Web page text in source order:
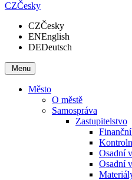
CZČesky
CZČesky
ENEnglish
DEDeutsch
Menu
Město
O městě
Samospráva
Zastupitelstvo
Osadní
Osadní